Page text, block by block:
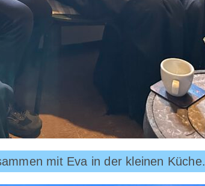
mit Eva in der kleinen Küche.